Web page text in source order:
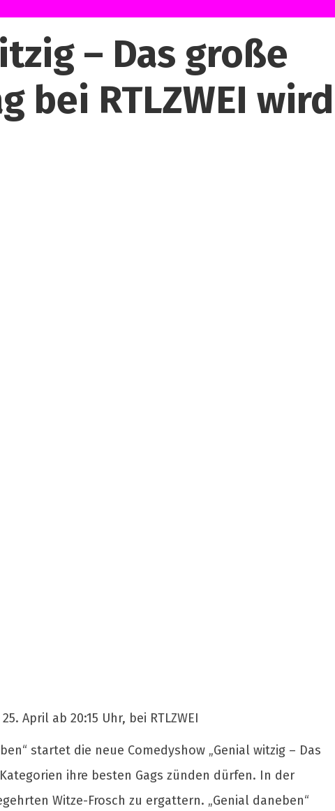
– Das große
bei RTLZWEI wird
April ab 20:15 Uhr, bei RTLZWEI
startet die neue Comedyshow „Genial witzig – Das
ihre besten Gags zünden dürfen. In der
Witze-Frosch zu ergattern. „Genial daneben“